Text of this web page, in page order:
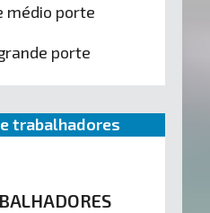
médio porte
porte
trabalhadores